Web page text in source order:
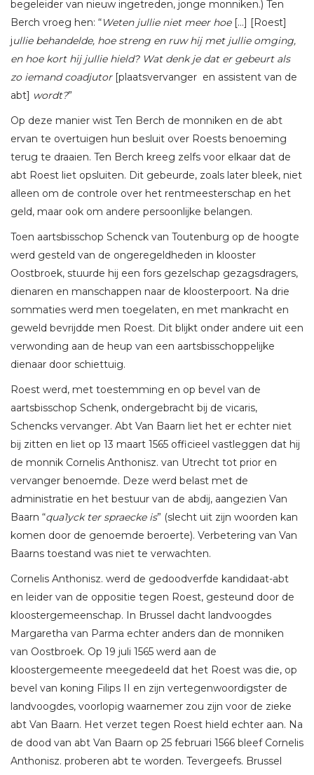
begeleider van nieuw ingetreden, jonge monniken.) Ten
Berch vroeg hen: “Weten jullie niet meer hoe[…] [Roest]
jullie behandelde, hoe streng en ruw hij met jullie omging,
en hoe kort hij jullie hield? Wat denk je dat er gebeurt als
zo iemand coadjutor[plaatsvervanger en assistent van de
abt] wordt?”
Op deze manier wist Ten Berch de monniken en de abt
ervan te overtuigen hun besluit over Roests benoeming
terug te draaien. Ten Berch kreeg zelfs voor elkaar dat de
abt Roest liet opsluiten. Dit gebeurde, zoals later bleek, niet
alleen om de controle over het rentmeesterschap en het
geld, maar ook om andere persoonlijke belangen.
Toen aartsbisschop Schenck van Toutenburg op de hoogte
werd gesteld van de ongeregeldheden in klooster
Oostbroek, stuurde hij een fors gezelschap gezagsdragers,
dienaren en manschappen naar de kloosterpoort. Na drie
sommaties werd men toegelaten, en met mankracht en
geweld bevrijdde men Roest. Dit blijkt onder andere uit een
verwonding aan de heup van een aartsbisschoppelijke
dienaar door schiettuig.
Roest werd, met toestemming en op bevel van de
aartsbisschop Schenk, ondergebracht bij de vicaris,
Schencks vervanger. Abt Van Baarn liet het er echter niet
bij zitten en liet op 13 maart 1565 officieel vastleggen dat hij
de monnik Cornelis Anthonisz. van Utrecht tot prior en
vervanger benoemde. Deze werd belast met de
administratie en het bestuur van de abdij, aangezien Van
Baarn “qua1yck ter spraecke is” (slecht uit zijn woorden kan
komen door de genoemde beroerte). Verbetering van Van
Baarns toestand was niet te verwachten.
Cornelis Anthonisz. werd de gedoodverfde kandidaat-abt
en leider van de oppositie tegen Roest, gesteund door de
kloostergemeenschap. In Brussel dacht landvoogdes
Margaretha van Parma echter anders dan de monniken
van Oostbroek. Op 19 juli 1565 werd aan de
kloostergemeente meegedeeld dat het Roest was die, op
bevel van koning Filips II en zijn vertegenwoordigster de
landvoogdes, voorlopig waarnemer zou zijn voor de zieke
abt Van Baarn. Het verzet tegen Roest hield echter aan. Na
de dood van abt Van Baarn op 25 februari 1566 bleef Cornelis
Anthonisz. proberen abt te worden. Tevergeefs. Brussel